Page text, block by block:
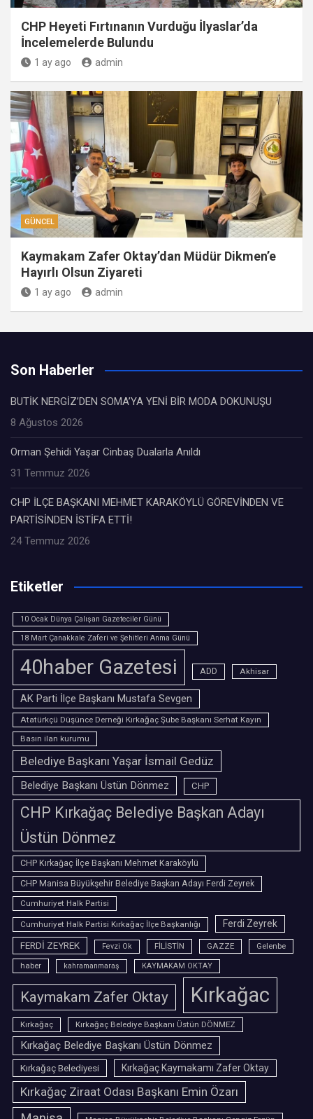
CHP Heyeti Fırtınanın Vurduğu İlyaslar’da
İncelemelerde Bulundu
1 ay ago admin
GÜNCEL
Kaymakam Zafer Oktay’dan Müdür Dikmen’e
Hayırlı Olsun Ziyareti
1 ay ago admin
Son Haberler
BUTİK NERGİZ’DEN SOMA’YA YENİ BİR MODA DOKUNUŞU
8 Ağustos 2026
Orman Şehidi Yaşar Cinbaş Dualarla Anıldı
31 Temmuz 2026
CHP İLÇE BAŞKANI MEHMET KARAKÖYLÜ GÖREVİNDEN VE
PARTİSİNDEN İSTİFA ETTİ!
24 Temmuz 2026
Etiketler
10 Ocak Dünya Çalışan Gazeteciler Günü
18 Mart Çanakkale Zaferi ve Şehitleri Anma Günü
40haber Gazetesi ADD Akhisar
AK Parti İlçe Başkanı Mustafa Sevgen
Atatürkçü Düşünce Derneği Kırkağaç Şube Başkanı Serhat Kayın
Basın ilan kurumu
Belediye Başkanı Yaşar İsmail Gedüz
Belediye Başkanı Üstün Dönmez CHP
CHP Kırkağaç Belediye Başkan Adayı
Üstün Dönmez
CHP Kırkağaç İlçe Başkanı Mehmet Karaköylü
CHP Manisa Büyükşehir Belediye Başkan Adayı Ferdi Zeyrek
Cumhuriyet Halk Partisi
Cumhuriyet Halk Partisi Kırkağaç İlçe Başkanlığı
Ferdi Zeyrek
FERDİ ZEYREK
Fevzi Ok FİLİSTİN GAZZE
Gelenbe
haber
kahramanmaraş KAYMAKAM OKTAY
Kaymakam Zafer Oktay Kırkağac
Kırkağaç Kırkağaç Belediye Başkanı Üstün DÖNMEZ
Kırkağaç Belediye Başkanı Üstün Dönmez
Kırkağaç Belediyesi Kırkağaç Kaymakamı Zafer Oktay
Kırkağaç Ziraat Odası Başkanı Emin Özarı